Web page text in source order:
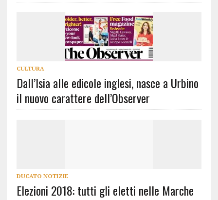
CULTURA
Dall’Isia alle edicole inglesi, nasce a Urbino
il nuovo carattere dell’Observer
DUCATO NOTIZIE
Elezioni 2018: tutti gli eletti nelle Marche